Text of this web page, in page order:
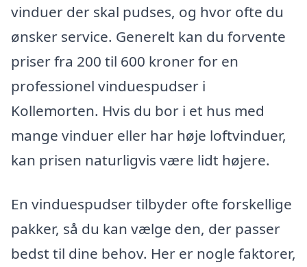
vinduer der skal pudses, og hvor ofte du
ønsker service. Generelt kan du forvente
priser fra 200 til 600 kroner for en
professionel vinduespudser i
Kollemorten. Hvis du bor i et hus med
mange vinduer eller har høje loftvinduer,
kan prisen naturligvis være lidt højere.
En vinduespudser tilbyder ofte forskellige
pakker, så du kan vælge den, der passer
bedst til dine behov. Her er nogle faktorer,